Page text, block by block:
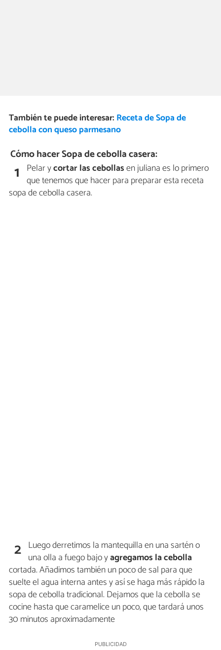
También te puede interesar: Receta de Sopa de
cebolla con queso parmesano
Cómo hacer Sopa de cebolla casera:
1 Pelar ycortar las cebollasen juliana es lo primero
que tenemos que hacer para preparar esta receta
sopa de cebolla casera.
2 Luego derretimos la mantequilla en una sartén o
una olla a fuego bajo yagregamos la cebolla
cortada. Añadimos también un poco de sal para que
suelte el agua interna antes y así se haga más rápido la
sopa de cebolla tradicional. Dejamos que la cebolla se
cocine hasta que caramelice un poco, que tardará unos
30 minutos aproximadamente